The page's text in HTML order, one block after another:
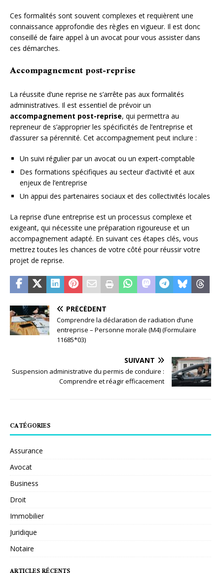
Ces formalités sont souvent complexes et requièrent une
connaissance approfondie des règles en vigueur. Il est donc
conseillé de faire appel à un avocat pour vous assister dans
ces démarches.
Accompagnement post-reprise
La réussite d’une reprise ne s’arrête pas aux formalités
administratives. Il est essentiel de prévoir un
accompagnement post-reprise, qui permettra au
repreneur de s’approprier les spécificités de l’entreprise et
d’assurer sa pérennité. Cet accompagnement peut inclure :
Un suivi régulier par un avocat ou un expert-comptable
Des formations spécifiques au secteur d’activité et aux
enjeux de l’entreprise
Un appui des partenaires sociaux et des collectivités locales
La reprise d’une entreprise est un processus complexe et
exigeant, qui nécessite une préparation rigoureuse et un
accompagnement adapté. En suivant ces étapes clés, vous
mettrez toutes les chances de votre côté pour réussir votre
projet de reprise.
PRÉCÉDENT
Comprendre la déclaration de radiation d’une
entreprise – Personne morale (M4) (Formulaire
11685*03)
SUIVANT
Suspension administrative du permis de conduire :
Comprendre et réagir efficacement
CATÉGORIES
Assurance
Avocat
Business
Droit
Immobilier
Juridique
Notaire